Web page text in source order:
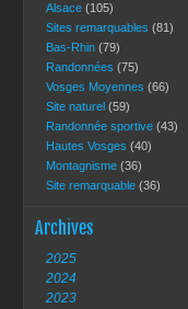
Alsace (105)
Sites remarquables (81)
Bas-Rhin (79)
Randonnées (75)
Vosges Moyennes (66)
Site naturel (59)
Randonnée sportive (43)
Hautes Vosges (40)
Montagnisme (36)
Site remarquable (36)
Archives
2025
2024
2023